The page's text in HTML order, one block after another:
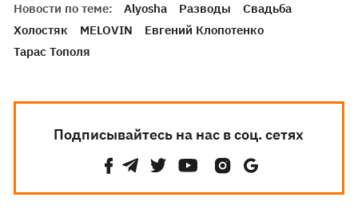
Новости по теме: Alyosha Разводы
Свадьба
Холостяк
MELOVIN
Евгений Клопотенко
Тарас Тополя
Подписывайтесь на нас в соц. сетях